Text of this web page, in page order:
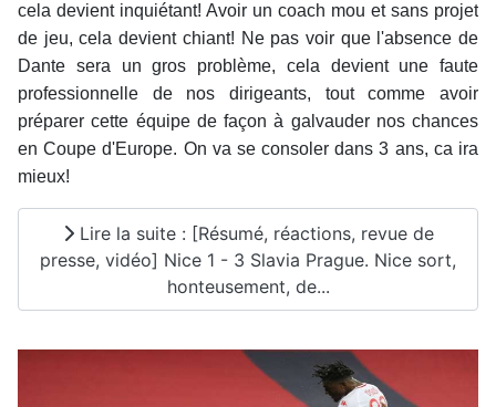
cela devient inquiétant! Avoir un coach mou et sans projet
de jeu, cela devient chiant! Ne pas voir que l'absence de
Dante sera un gros problème, cela devient une faute
professionnelle de nos dirigeants, tout comme avoir
préparer cette équipe de façon à galvauder nos chances
en Coupe d'Europe. On va se consoler dans 3 ans, ca ira
mieux!
Lire la suite : [Résumé, réactions, revue de
presse, vidéo] Nice 1 - 3 Slavia Prague. Nice sort,
honteusement, de...